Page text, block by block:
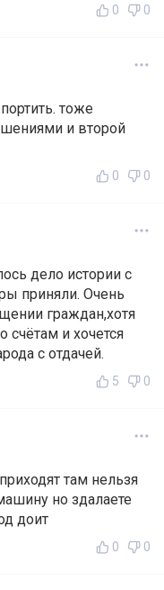
0 0
тоже
и второй
0 0
дело истории с
приняли. Очень
граждан,хотя
и хочется
с отдачей.
5 0
там нельзя
но здалаете
доит
0 0